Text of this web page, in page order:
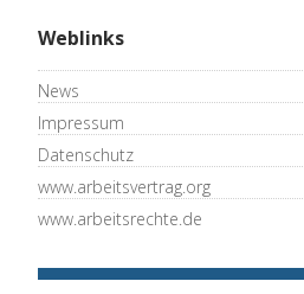
Weblinks
News
Impressum
Datenschutz
www.arbeitsvertrag.org
www.arbeitsrechte.de